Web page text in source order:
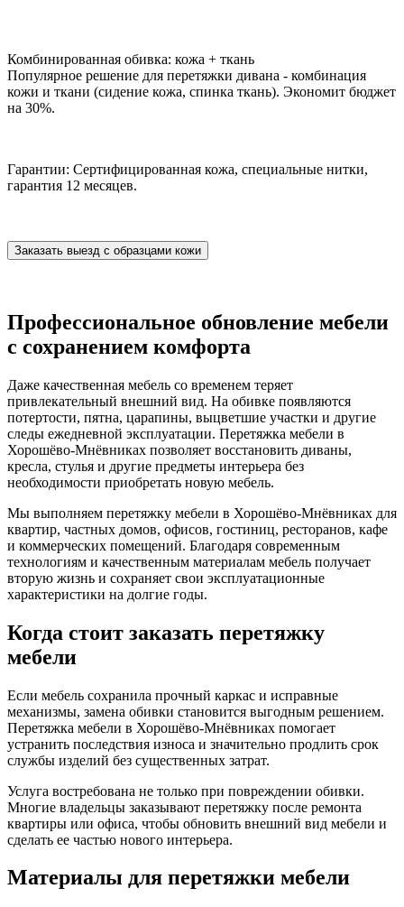
Комбинированная обивка: кожа + ткань
Популярное решение для перетяжки дивана - комбинация
кожи и ткани (сидение кожа, спинка ткань). Экономит бюджет
на 30%.
Гарантии: Сертифицированная кожа, специальные нитки,
гарантия 12 месяцев.
Заказать выезд с образцами кожи
Профессиональное обновление мебели
с сохранением комфорта
Даже качественная мебель со временем теряет
привлекательный внешний вид. На обивке появляются
потертости, пятна, царапины, выцветшие участки и другие
следы ежедневной эксплуатации. Перетяжка мебели в
Хорошёво-Мнёвниках позволяет восстановить диваны,
кресла, стулья и другие предметы интерьера без
необходимости приобретать новую мебель.
Мы выполняем перетяжку мебели в Хорошёво-Мнёвниках для
квартир, частных домов, офисов, гостиниц, ресторанов, кафе
и коммерческих помещений. Благодаря современным
технологиям и качественным материалам мебель получает
вторую жизнь и сохраняет свои эксплуатационные
характеристики на долгие годы.
Когда стоит заказать перетяжку
мебели
Если мебель сохранила прочный каркас и исправные
механизмы, замена обивки становится выгодным решением.
Перетяжка мебели в Хорошёво-Мнёвниках помогает
устранить последствия износа и значительно продлить срок
службы изделий без существенных затрат.
Услуга востребована не только при повреждении обивки.
Многие владельцы заказывают перетяжку после ремонта
квартиры или офиса, чтобы обновить внешний вид мебели и
сделать ее частью нового интерьера.
Материалы для перетяжки мебели